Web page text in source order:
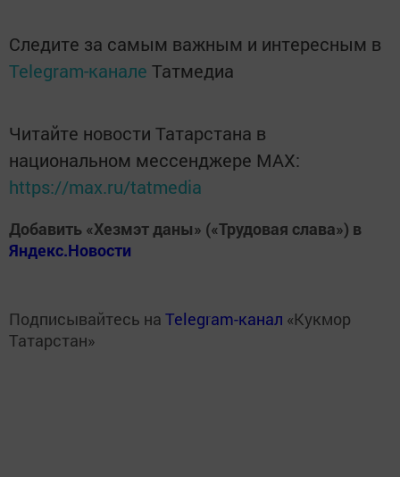
Следите за самым важным и интересным в
Telegram-канале Татмедиа
Читайте новости Татарстана в
национальном мессенджере MАХ:
https://max.ru/tatmedia
Добавить «Хезмэт даны» («Трудовая слава») в
Яндекс.Новости
Подписывайтесь на Telegram-канал «Кукмор
Татарстан»